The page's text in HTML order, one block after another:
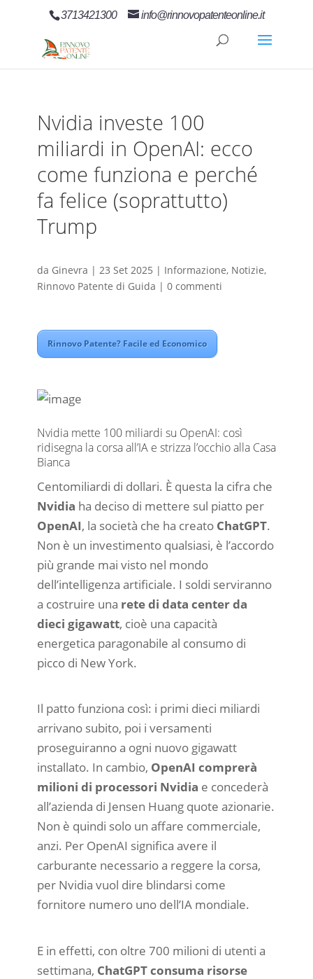
3713421300 info@rinnovopatenteonline.it
Nvidia investe 100
miliardi in OpenAI: ecco
come funziona e perché
fa felice (soprattutto)
Trump
da Ginevra | 23 Set 2025 | Informazione, Notizie,
Rinnovo Patente di Guida | 0 commenti
Rinnovo Patente? Facile ed Economico
Nvidia mette 100 miliardi su OpenAI: così
ridisegna la corsa all’IA e strizza l’occhio alla Casa
Bianca
Centomiliardi di dollari. È questa la cifra che
Nvidia ha deciso di mettere sul piatto per
OpenAI, la società che ha creato ChatGPT.
Non è un investimento qualsiasi, è l’accordo
più grande mai visto nel mondo
dell’intelligenza artificiale. I soldi serviranno
a costruire una rete di data center da
dieci gigawatt, cioè una capacità
energetica paragonabile al consumo di
picco di New York.
Il patto funziona così: i primi dieci miliardi
arrivano subito, poi i versamenti
proseguiranno a ogni nuovo gigawatt
installato. In cambio, OpenAI comprerà
milioni di processori Nvidia e concederà
all’azienda di Jensen Huang quote azionarie.
Non è quindi solo un affare commerciale,
anzi. Per OpenAI significa avere il
carburante necessario a reggere la corsa,
per Nvidia vuol dire blindarsi come
fornitore numero uno dell’IA mondiale.
E in effetti, con oltre 700 milioni di utenti a
settimana, ChatGPT consuma risorse